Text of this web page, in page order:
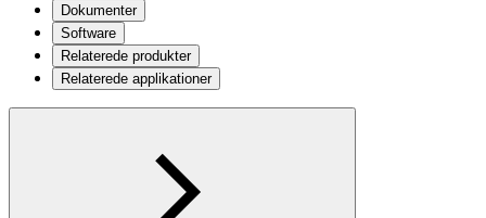
Dokumenter
Software
Relaterede produkter
Relaterede applikationer